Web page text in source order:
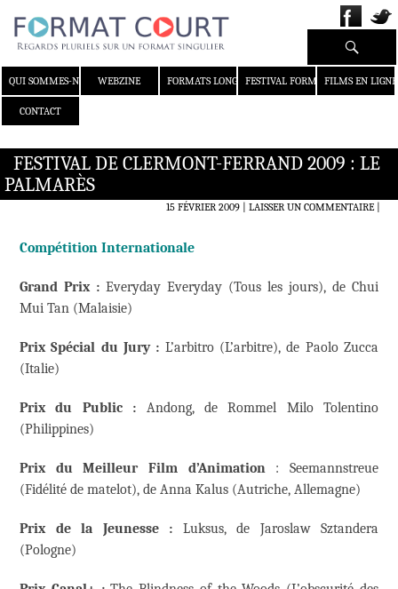
QUI SOMMES-NOUS ?WEBZINE FORMATS LONGS FESTIVAL FORMAT COURT
FILMS EN LIGNE
CONTACT
Recherche
FESTIVAL DE CLERMONT-FERRAND 2009 : LE
PALMARÈS
15 FÉVRIER 2009 LAISSER UN COMMENTAIRE|
Compétition Internationale
Grand Prix : Everyday Everyday (Tous les jours), de Chui
Mui Tan (Malaisie)
Prix Spécial du Jury : L’arbitro (L’arbitre), de Paolo Zucca
(Italie)
Prix du Public : Andong, de Rommel Milo Tolentino
(Philippines)
Prix du Meilleur Film d’Animation: Seemannstreue
(Fidélité de matelot), de Anna Kalus (Autriche, Allemagne)
Prix de la Jeunesse : Luksus, de Jaroslaw Sztandera
(Pologne)